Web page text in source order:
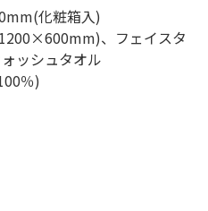
化粧箱入)
、フェイスタ
ッシュタオル
％)